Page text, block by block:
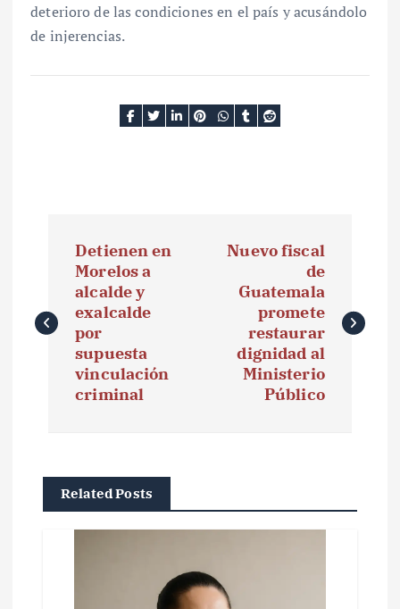
deterioro de las condiciones en el país y acusándolo
de injerencias.
v
e
ó
Detienen en
Morelos a
alcalde y
exalcalde
por
supuesta
vinculación
criminal
Nuevo fiscal
de
Guatemala
promete
restaurar
dignidad al
Ministerio
Público
Related Posts